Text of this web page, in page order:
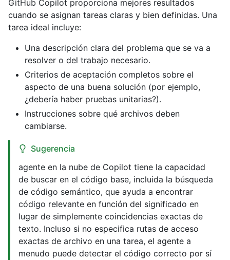
GitHub Copilot proporciona mejores resultados
cuando se asignan tareas claras y bien definidas. Una
tarea ideal incluye:
Una descripción clara del problema que se va a
resolver o del trabajo necesario.
Criterios de aceptación completos sobre el
aspecto de una buena solución (por ejemplo,
¿debería haber pruebas unitarias?).
Instrucciones sobre qué archivos deben
cambiarse.
Sugerencia
agente en la nube de Copilot tiene la capacidad
de buscar en el código base, incluida la búsqueda
de código semántico, que ayuda a encontrar
código relevante en función del significado en
lugar de simplemente coincidencias exactas de
texto. Incluso si no especifica rutas de acceso
exactas de archivo en una tarea, el agente a
menudo puede detectar el código correcto por sí